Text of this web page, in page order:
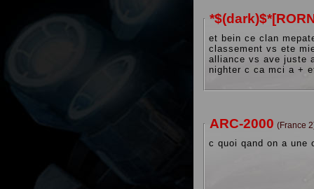
et bein ce clan
classement vs ete
alliance vs ave juste a marque au
nighter c ca mci a +
ARC-2000 (France
c quoi qand on a une